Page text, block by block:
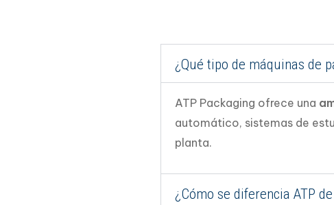
¿Qué tipo de máquinas de
ATP Packaging ofrece una
automático, sistemas de
planta.
¿Cómo se diferencia ATP